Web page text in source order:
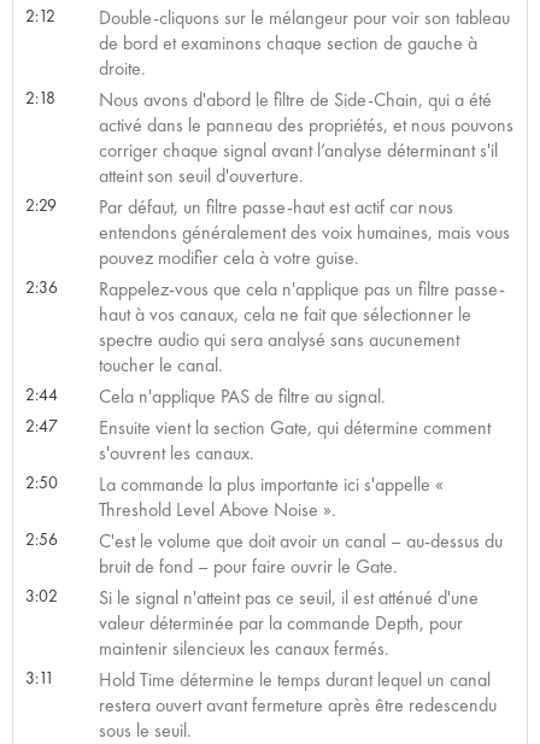
2:12
Double-cliquons sur le mélangeur pour voir son tableau
de bord et examinons chaque section de gauche à
droite.
2:18
Nous avons d'abord le filtre de Side-Chain, qui a été
activé dans le panneau des propriétés, et nous pouvons
corriger chaque signal avant l’analyse déterminant s'il
atteint son seuil d'ouverture.
2:29
Par défaut, un filtre passe-haut est actif car nous
entendons généralement des voix humaines, mais vous
pouvez modifier cela à votre guise.
2:36
Rappelez-vous que cela n'applique pas un filtre passe-
haut à vos canaux, cela ne fait que sélectionner le
spectre audio qui sera analysé sans aucunement
toucher le canal.
2:44 Cela n'applique PAS de filtre au signal.
2:47
Ensuite vient la section Gate, qui détermine comment
s'ouvrent les canaux.
2:50
La commande la plus importante ici s'appelle «
Threshold Level Above Noise ».
2:56
C'est le volume que doit avoir un canal – au-dessus du
bruit de fond – pour faire ouvrir le Gate.
3:02
Si le signal n'atteint pas ce seuil, il est atténué d'une
valeur déterminée par la commande Depth, pour
maintenir silencieux les canaux fermés.
3:11
Hold Time détermine le temps durant lequel un canal
restera ouvert avant fermeture après être redescendu
sous le seuil.